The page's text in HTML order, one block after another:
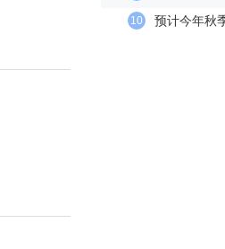
10 预计今年秋